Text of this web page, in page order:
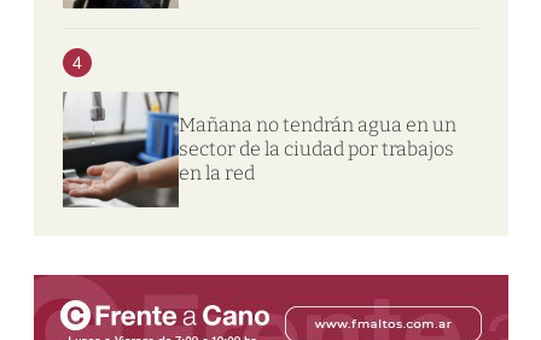
4
Mañana no tendrán agua en un
sector de la ciudad por trabajos
en la red